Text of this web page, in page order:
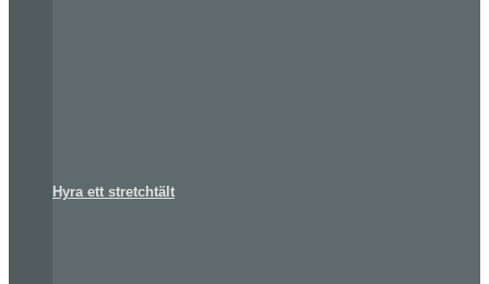
Hyra ett stretchtält